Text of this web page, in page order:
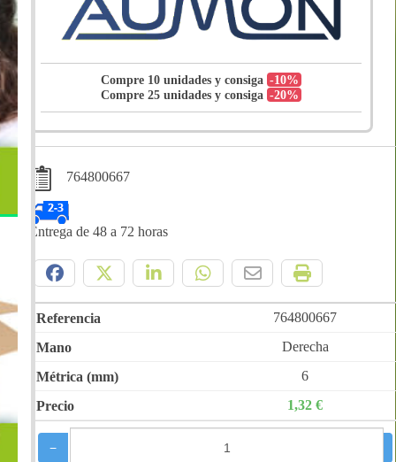
Compre 10 unidades y consiga -10%
Compre 25 unidades y consiga -20%
764800667
Entrega de 48 a 72 horas
764800667
Derecha
6
1,32 €
−